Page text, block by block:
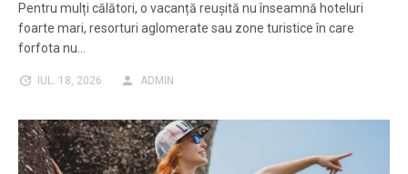
Pentru mulți călători, o vacanță reușită nu înseamnă hoteluri
foarte mari, resorturi aglomerate sau zone turistice în care
forfota nu…
IUL. 18, 2026 ADMIN